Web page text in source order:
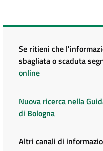
Se ritieni che
sbagliata o scaduta
online
Nuova ricerca nella
di Bologna
Altri canali di